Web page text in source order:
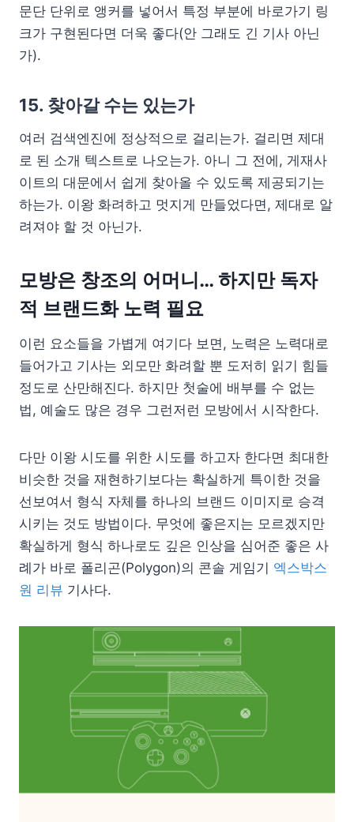
문단 단위로 앵커를 넣어서 특정 부분에 바로가기 링
크가 구현된다면 더욱 좋다(안 그래도 긴 기사 아닌
가).
15. 찾아갈 수는 있는가
여러 검색엔진에 정상적으로 걸리는가. 걸리면 제대
로 된 소개 텍스트로 나오는가. 아니 그 전에, 게재사
이트의 대문에서 쉽게 찾아올 수 있도록 제공되기는
하는가. 이왕 화려하고 멋지게 만들었다면, 제대로 알
려져야 할 것 아닌가.
모방은 창조의 어머니… 하지만 독자
적 브랜드화 노력 필요
이런 요소들을 가볍게 여기다 보면, 노력은 노력대로
들어가고 기사는 외모만 화려할 뿐 도저히 읽기 힘들
정도로 산만해진다. 하지만 첫술에 배부를 수 없는
법, 예술도 많은 경우 그런저런 모방에서 시작한다.
다만 이왕 시도를 위한 시도를 하고자 한다면 최대한
비슷한 것을 재현하기보다는 확실하게 특이한 것을
선보여서 형식 자체를 하나의 브랜드 이미지로 승격
시키는 것도 방법이다. 무엇에 좋은지는 모르겠지만
확실하게 형식 하나로도 깊은 인상을 심어준 좋은 사
례가 바로 폴리곤(Polygon)의 콘솔 게임기 엑스박스
원 리뷰 기사다.